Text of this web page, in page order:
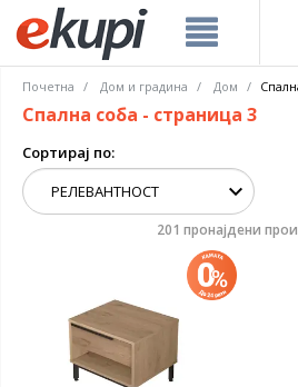
Почетна Дом и градина Дом
Спална соба - страница 3
Сортирај по:
201 пронајдени